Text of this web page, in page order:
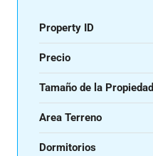
Property ID
Precio
Tamaño de la Propiedad
Area Terreno
Dormitorios